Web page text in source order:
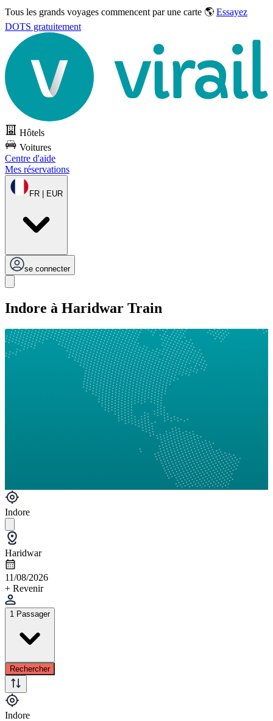
Tous les grands voyages commencent par une carte 🌎 Essayez
DOTS gratuitement
Hôtels
Voitures
Centre d'aide
Mes réservations
FR | EUR
se connecter
Indore à Haridwar Train
Indore
Haridwar
11/08/2026
+ Revenir
1 Passager
Rechercher
Indore